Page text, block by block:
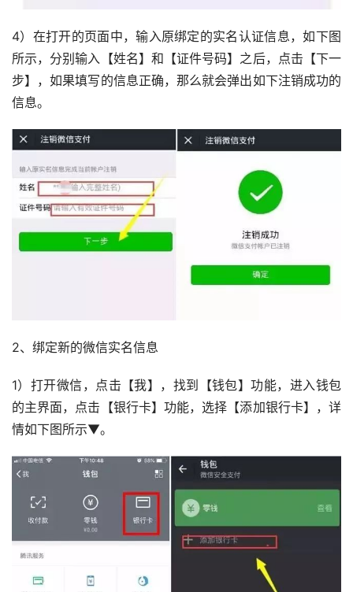
4）在打开的页面中，输入原绑定的实名认证信息，如下图
所示，分别输入【姓名】和【证件号码】之后，点击【下一
步】，如果填写的信息正确，那么就会弹出如下注销成功的
信息。
2、绑定新的微信实名信息
1）打开微信，点击【我】，找到【钱包】功能，进入钱包
的主界面，点击【银行卡】功能，选择【添加银行卡】，详
情如下图所示▼。